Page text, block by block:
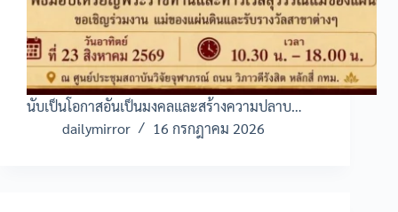
นับเป็นโอกาสอันเป็นมงคลและสร้างความปลาบ…
dailymirror
16 กรกฎาคม 2026